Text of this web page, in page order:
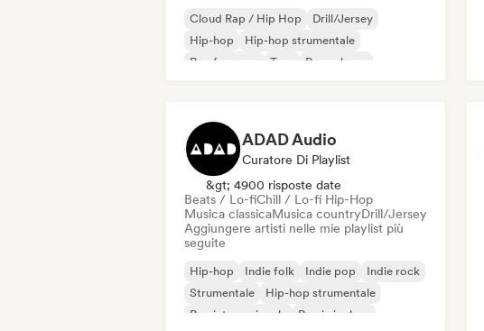
Cloud Rap / Hip Hop
Drill/Jersey
Hip-hop
Hip-hop strumentale
Rap francese
Trap
Pop urbano
ADAD Audio
Curatore Di Playlist
&gt; 4900 risposte date
Beats / Lo-fiChill / Lo-fi Hip-Hop
Musica classicaMusica countryDrill/Jersey
Aggiungere artisti nelle mie playlist più
seguite
Hip-hop Indie folk Indie pop
Indie rock
Strumentale
Hip-hop strumentale
Rap internazionale
Rap in inglese